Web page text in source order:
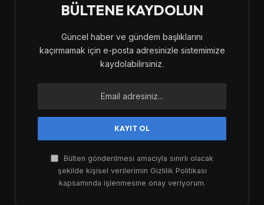
BÜLTENE KAYDOLUN
Güncel haber ve gündem başlıklarını
kaçırmamak için e-posta adresinizle sistemimize
kaydolabilirsiniz.
Bülten gönderilmesi amacıyla sınırlı olacak
şekilde kişisel verilerimin Gizlilik Politikası
kapsamında işlenmesine onay veriyorum.